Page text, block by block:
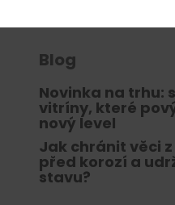
Blog
Novinka na trhu:
vitríny, které
nový level
Jak chránit věci
před korozí a
stavu?